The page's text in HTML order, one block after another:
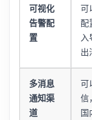
可视化
告警配
置
可
配
出
多消息
通知渠
道
可
信